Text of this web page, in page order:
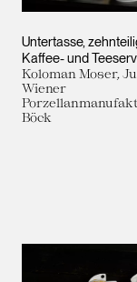
Untertasse,
Kaffee- und
Koloman Moser,
Wiener
Böck